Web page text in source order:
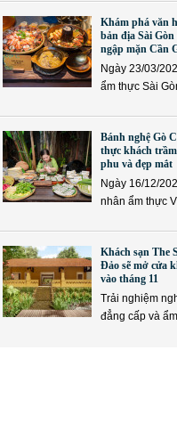
Khám phá văn
bản địa Sài
ngập mặn Cần
Ngày 23/03/
ẩm thực Sài
Bánh nghệ Gò
thực khách
phu và đẹp mắt
Ngày 16/12/
nhân ẩm thực
Khách sạn The
Đảo sẽ mở cửa
vào tháng 11
Trải nghiệm
đẳng cấp và